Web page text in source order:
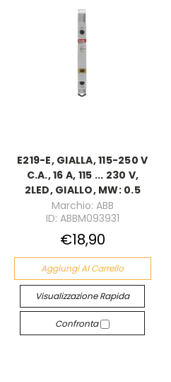
E219-E, GIALLA, 115-250 V
C.A., 16 A, 115 ... 230 V,
2LED, GIALLO, MW: 0.5
Marchio: ABB
ID: ABBM093931
€18,90
Aggiungi Al Carrello
Visualizzazione Rapida
Confronta